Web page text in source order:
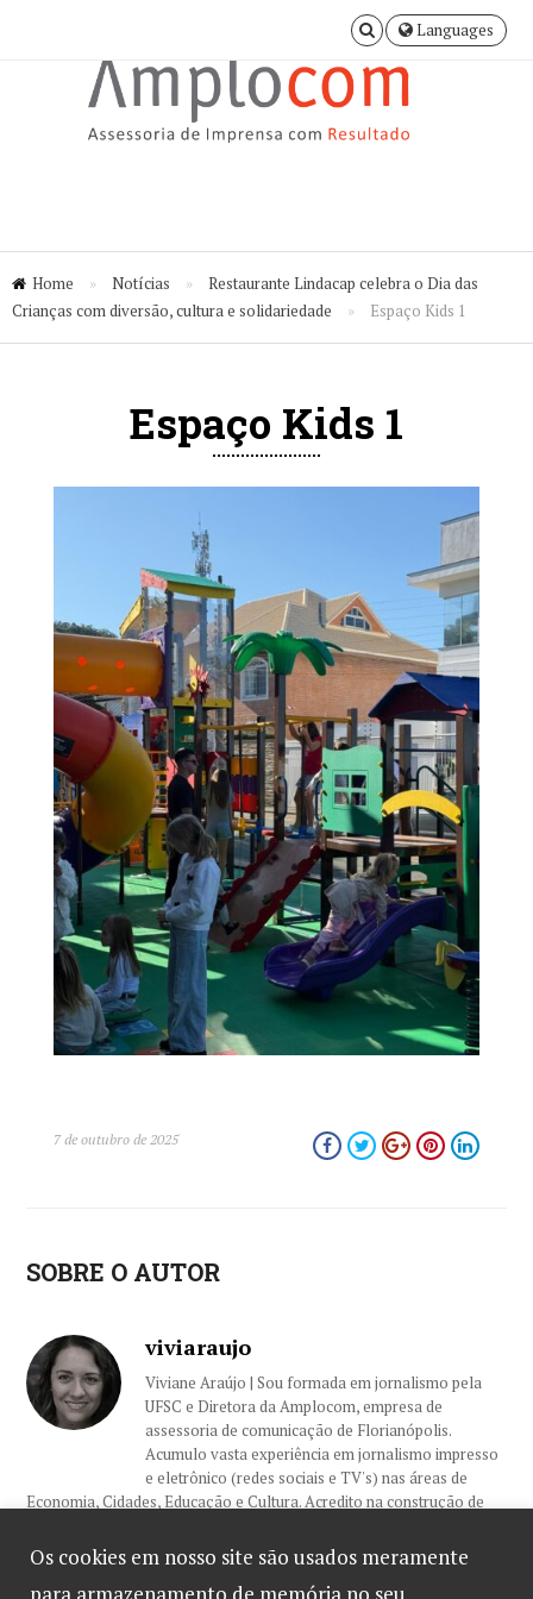
Languages
Home » Notícias »
Restaurante Lindacap celebra o Dia das
Crianças com diversão, cultura e solidariedade
» Espaço Kids 1
Espaço Kids 1
7 de outubro de 2025
SOBRE O AUTOR
viviaraujo
Viviane Araújo | Sou formada em jornalismo pela
UFSC e Diretora da Amplocom, empresa de
assessoria de comunicação de Florianópolis.
Acumulo vasta experiência em jornalismo impresso
e eletrônico (redes sociais e TV's) nas áreas de
Economia, Cidades, Educação e Cultura. Acredito na construção de
embasados na ética e profissionalismo.
Os cookies em nosso site são usados meramente
close